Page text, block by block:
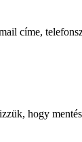
címe,
hogy